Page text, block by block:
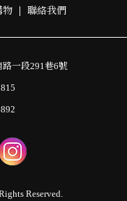
物 聯絡我們
一段291巷6號
Reserved.